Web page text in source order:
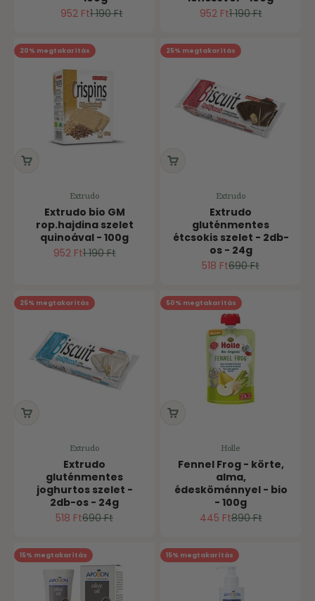
Ár
952 FtNormál ár
1 190 Ft
Ár
952 FtNormál ár
1 190 Ft
20% megtakarítás
Extrudo
Extrudo bio GM
rop.hajdina szelet
quinoával - 100g
Ár
952 FtNormál ár
1 190 Ft
25% megtakarítás
Extrudo
Extrudo
gluténmentes
étcsokis szelet - 2db-
os - 24g
Ár
518 FtNormál ár
690 Ft
25% megtakarítás
Extrudo
Extrudo
gluténmentes
joghurtos szelet -
2db-os - 24g
Ár
518 FtNormál ár
690 Ft
50% megtakarítás
Holle
Fennel Frog - körte,
alma,
édesköménnyel - bio
- 100g
Ár
445 FtNormál ár
890 Ft
15% megtakarítás 15% megtakarítás